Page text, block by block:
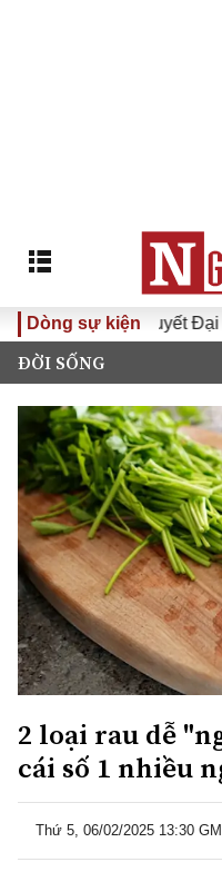
Dòng sự kiện
Nghị quyết Đại hội
ĐỜI SỐNG
2 loại rau dễ
cái số 1 nhiều
Thứ 5, 06/02/2025 13:30